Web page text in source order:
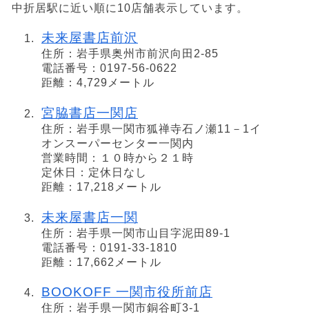
中折居駅に近い順に10店舗表示しています。
未来屋書店前沢
住所：岩手県奥州市前沢向田2-85
電話番号：0197-56-0622
距離：4,729メートル
宮脇書店一関店
住所：岩手県一関市狐禅寺石ノ瀬11－1イ
オンスーパーセンター一関内
営業時間：１０時から２１時
定休日：定休日なし
距離：17,218メートル
未来屋書店一関
住所：岩手県一関市山目字泥田89-1
電話番号：0191-33-1810
距離：17,662メートル
BOOKOFF 一関市役所前店
住所：岩手県一関市銅谷町3-1